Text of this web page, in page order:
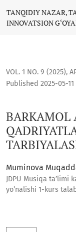
BARKAMOL
TANQIDIY NAZAR,
INNOVATSION
VOL. 1 NO. 9 (2025),
BARKAMOL
Published 2025-05-11
Muminova
JDPU Musiqa ta’limi
yo’nalishi 1-kurs